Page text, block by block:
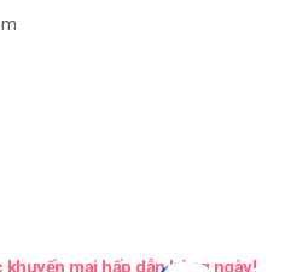
mại hấp dẫn hàng ngày!